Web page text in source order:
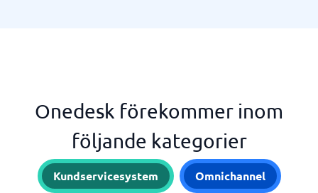
Onedesk förekommer inom
följande kategorier
Kundservicesystem Omnichannel